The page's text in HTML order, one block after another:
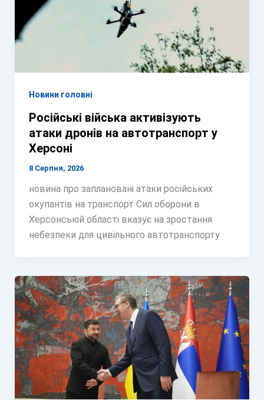
Новини головні
Російські війська активізують
атаки дронів на автотранспорт у
Херсоні
8 Серпня, 2026
новина про заплановані атаки російських
окупантів на транспорт Сил оборони в
Херсонській області вказує на зростання
небезпеки для цивільного автотранспорту